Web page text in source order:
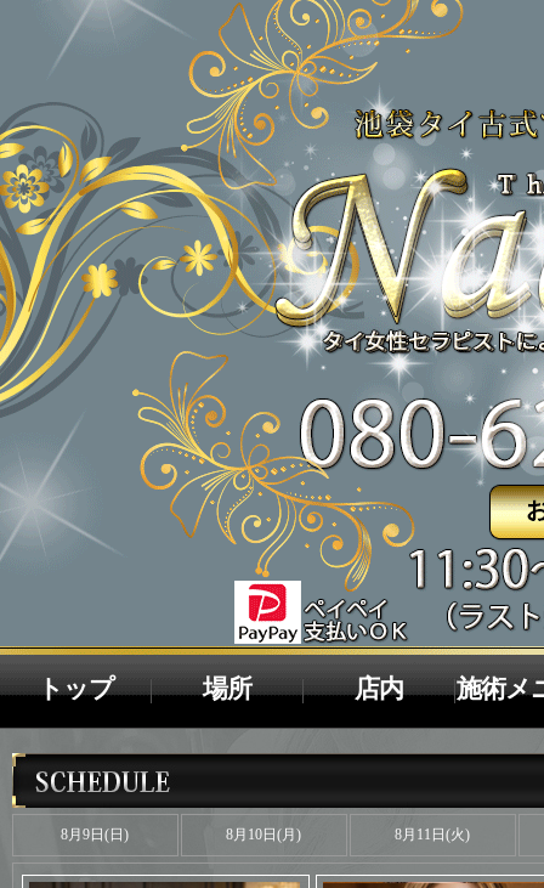
トップ 場所 店内 施術メ
8月9日(日) 8月10日(月) 8月11日(火)